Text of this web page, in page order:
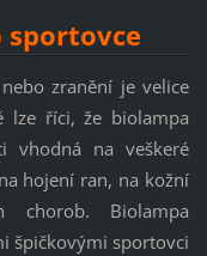
zranění je velice
lze říci, že biolampa
vhodná na veškeré
hojení ran, na kožní
chorob. Biolampa
špičkovými sportovci